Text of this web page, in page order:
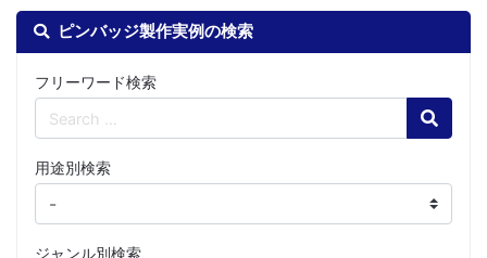
ピンバッジ製作実例の検索
フリーワード検索
Search
用途別検索
ジャンル別検索